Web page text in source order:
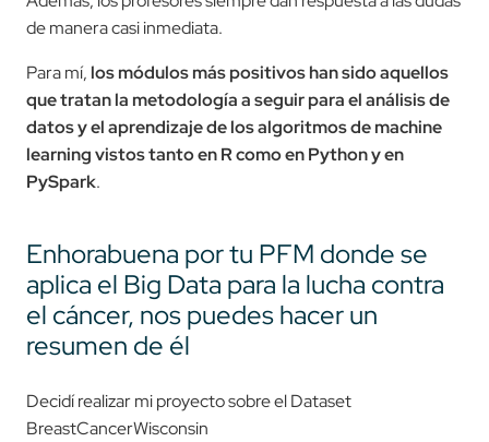
de manera casi inmediata.
Para mí, los módulos más positivos han sido aquellos
que tratan la metodología a seguir para el análisis de
datos y el aprendizaje de los algoritmos de machine
learning vistos tanto en R como en Python y en
PySpark.
Enhorabuena por tu PFM donde se
aplica el Big Data para la lucha contra
el cáncer, nos puedes hacer un
resumen de él
Decidí realizar mi proyecto sobre el Dataset
BreastCancerWisconsin